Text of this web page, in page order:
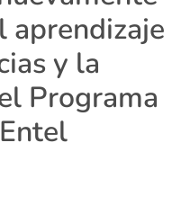
aprendizaje
y la
Programa